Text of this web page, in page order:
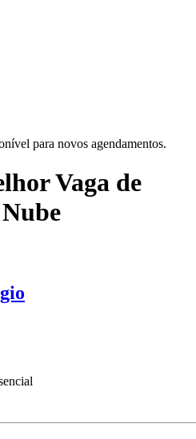
para novos agendamentos.
Vaga de